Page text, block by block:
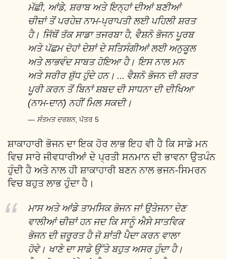
ਮੱਛੀ, ਆਂਡੇ, ਸ਼ਰਾਬ ਅਤੇ ਇਨ੍ਹਾਂ ਦੀਆਂ ਬਣੀਆਂ
ਚੀਜ਼ਾਂ ਤੋਂ ਪਰਹੇਜ਼ ਨਾਮ-ਪ੍ਰਾਪਤੀ ਲਈ ਪਹਿਲੀ ਸ਼ਰਤ
ਹੈ। ਜਿੱਥੋਂ ਤੱਕ ਸਾਡਾ ਤਜਰਬਾ ਹੈ, ਵੈਸ਼ਨੋ ਭੋਜਨ ਪੂਰਬ
ਅਤੇ ਪੱਛਮ ਦੋਹਾਂ ਦੇਸ਼ਾਂ ਦੇ ਸਤਿਸੰਗੀਆਂ ਲਈ ਅਨੁਕੂਲ
ਅਤੇ ਲਾਭਵੰਦ ਸਾਬਤ ਹੋਇਆ ਹੈ। ਇਸ ਨਾਲ ਮਨ
ਅਤੇ ਸਰੀਰ ਸ਼ੁੱਧ ਹੁੰਦੇ ਹਨ। ... ਵੈਸ਼ਨੋ ਭੋਜਨ ਦੀ ਸ਼ਰਤ
ਪੂਰੀ ਕਰਨ ਤੋਂ ਬਿਨਾਂ ਸ਼ਬਦ ਦੀ ਸਾਧਨਾ ਦੀ ਦੀਖਿਆ
(ਨਾਮ-ਦਾਨ) ਨਹੀਂ ਮਿਲ ਸਕਦੀ।
ਸੰਤਮਤ ਦਰਸ਼ਨ, ਪੱਤਰ 5
ਸ਼ਾਕਾਹਾਰੀ ਭੋਜਨ ਦਾ ਇਕ ਹੋਰ ਲਾਭ ਇਹ ਵੀ ਹੈ ਕਿ ਸਾਡੇ ਮਨ
ਵਿਚ ਸਾਰੇ ਜੀਵਧਾਰੀਆਂ ਦੇ ਪ੍ਰਤੀ ਸਨਮਾਨ ਦੀ ਭਾਵਨਾ ਉਤਪੰਨ
ਹੁੰਦੀ ਹੈ ਅਤੇ ਨਾਲ ਹੀ ਸ਼ਾਕਾਹਾਰੀ ਬਣਨ ਨਾਲ ਭਜਨ-ਸਿਮਰਨ
ਵਿਚ ਬਹੁਤ ਲਾਭ ਹੁੰਦਾ ਹੈ।
ਮਾਸ ਅਤੇ ਆਂਡੇ ਤਾਮਸਿਕ ਭੋਜਨ ਜਾਂ ਉਤੇਜਨਾ ਦੇਣ
ਵਾਲੀਆਂ ਚੀਜ਼ਾਂ ਹਨ ਜਦ ਕਿ ਸਾਨੂੰ ਐਸੇ ਸਾਤਵਿਕ
ਭੋਜਨ ਦੀ ਜ਼ਰੂਰਤ ਹੈ ਜੋ ਸ਼ਾਂਤੀ ਪੈਦਾ ਕਰਨ ਵਾਲਾ
ਹੋਵੇ। ਖਾਣੇ ਦਾ ਸਾਡੇ ਉੱਤੇ ਬਹੁਤ ਅਸਰ ਹੁੰਦਾ ਹੈ।